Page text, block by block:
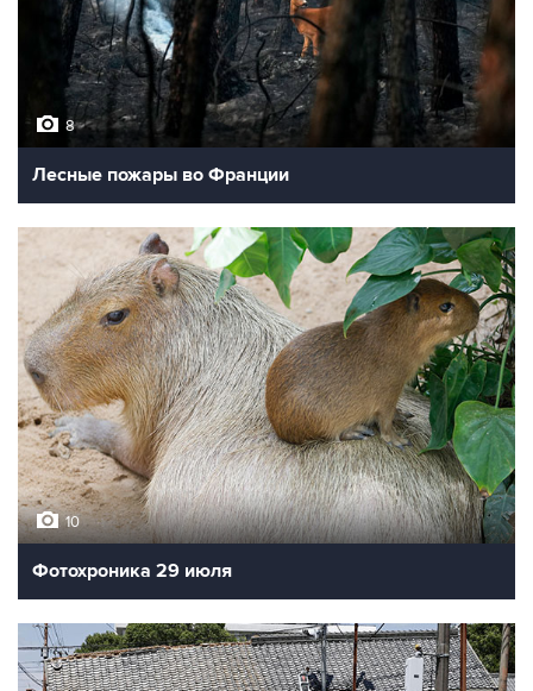
8
Лесные пожары во Франции
10
Фотохроника 29 июля